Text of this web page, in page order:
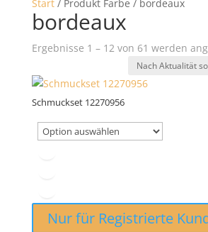
Start/ Produkt Farbe / bordeaux
bordeaux
Ergebnisse 1 – 12 von 61 werden
Schmuckset 12270956
Nur für Registrierte